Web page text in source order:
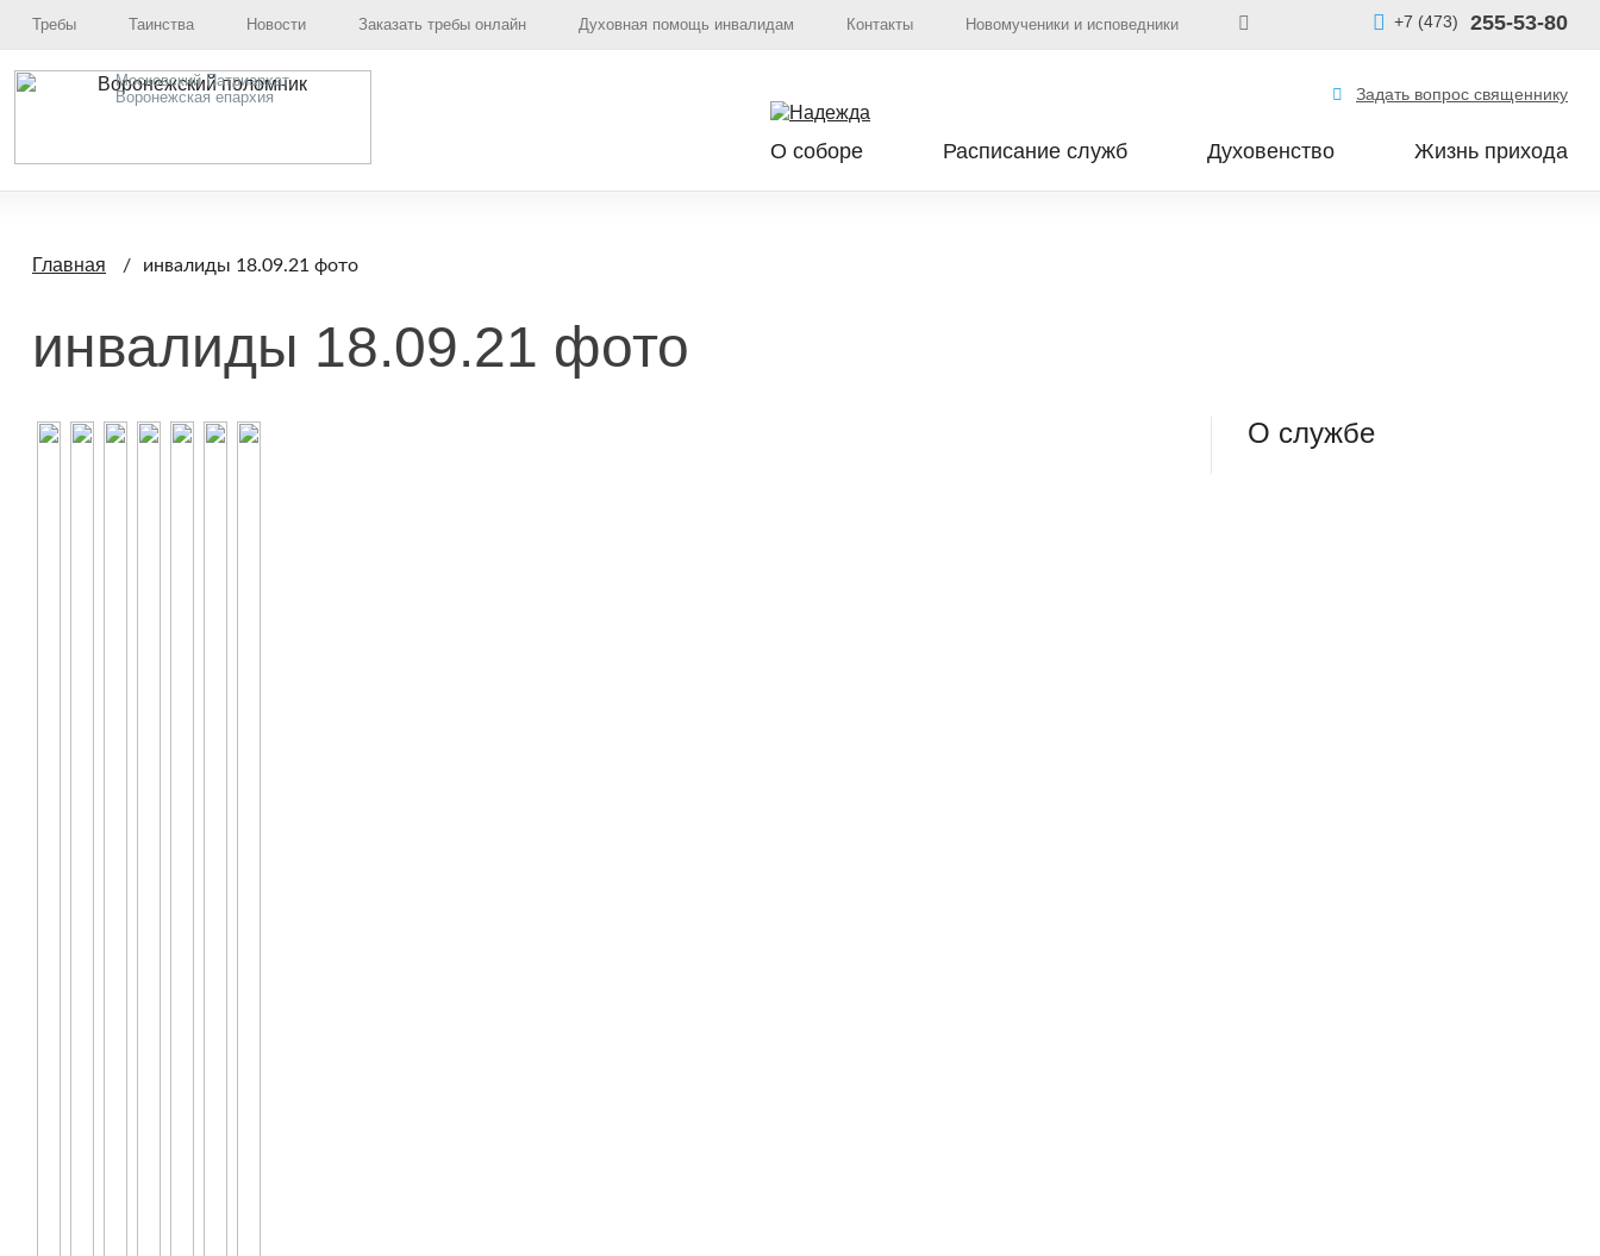
Требы Таинства Новости Заказать требы онлайн Духовная помощь инвалидам Контакты Новомученики и исповедники +7 (473) 255-53-80
Московский Патриархат,
Воронежская епархия
Задать вопрос священнику
О соборе Расписание служб Духовенство Жизнь прихода
Главная инвалиды 18.09.21 фото
инвалиды 18.09.21 фото
О службе